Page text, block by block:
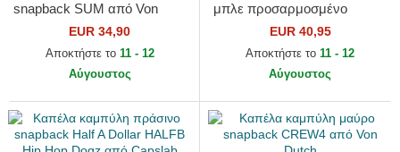
snapback SUM από Von
EUR 34,90
Αποκτήστε το 11 - 12
Αύγουστος
μπλε προσαρμοσμένο
59FIFTY AC Perf από Detroit
Tigers MLB από New Era
EUR 40,95
Αποκτήστε το 11 - 12
Αύγουστος